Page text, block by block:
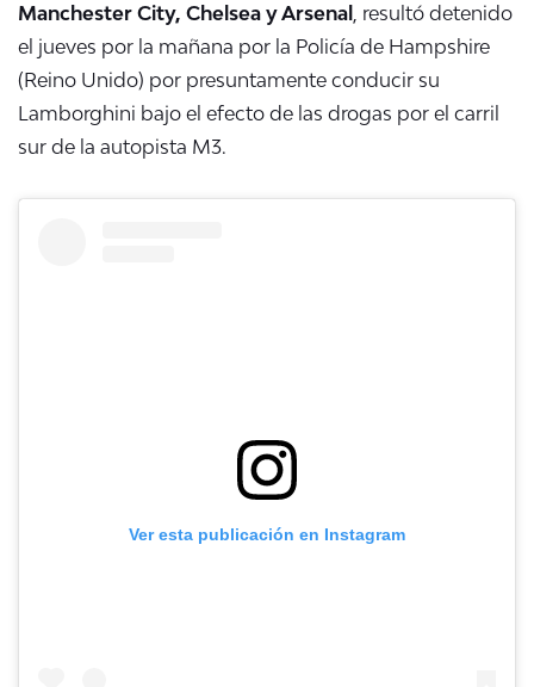
Manchester City, Chelsea y Arsenal , resultó detenido
el jueves por la mañana por la Policía de Hampshire
(Reino Unido) por presuntamente conducir su
Lamborghini bajo el efecto de las drogas por el carril
sur de la autopista M3.
Ver esta publicación en Instagram